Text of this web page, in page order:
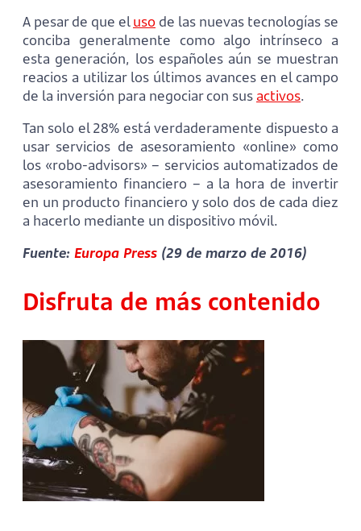
A pesar de que eluso de las nuevas tecnologías se
conciba generalmente como algo intrínseco a
esta generación, los españoles aún se muestran
reacios a utilizar los últimos avances en el campo
de la inversión para negociar con sus activos.
Tan solo el 28% está verdaderamente dispuesto a
usar servicios de asesoramiento «online» como
los «robo-advisors» – servicios automatizados de
asesoramiento financiero – a la hora de invertir
en un producto financiero y solo dos de cada diez
a hacerlo mediante un dispositivo móvil.
Fuente: Europa Press (29 de marzo de 2016)
Disfruta de más contenido